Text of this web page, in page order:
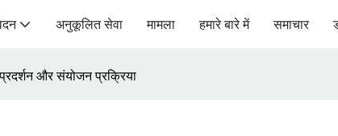
अनुकूलित सेवा मामला हमारे बारे में समाचार
और संयोजन प्रक्रिया